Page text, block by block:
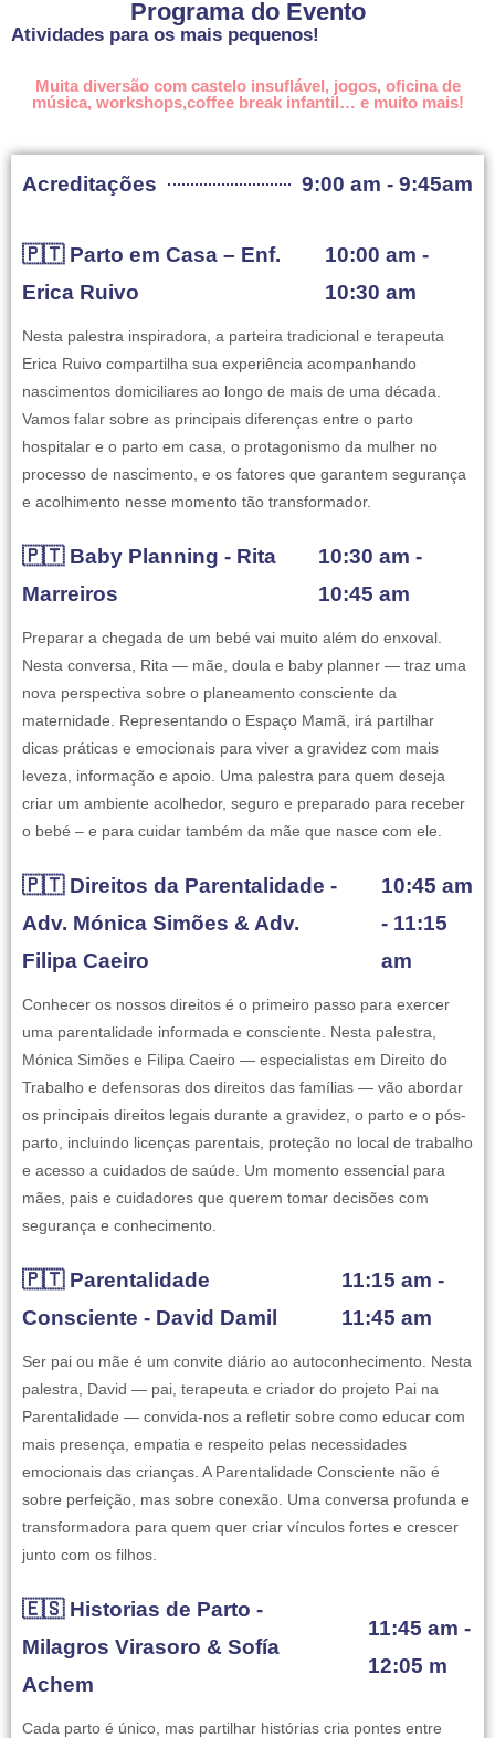
Programa do Evento
Atividades para os mais pequenos!
Muita diversão com castelo insuflável, jogos, oficina de
música, workshops,coffee break infantil… e muito mais!
Acreditações 9:00 am - 9:45am
🇵🇹 Parto em Casa – Enf.
Erica Ruivo
10:00 am -
10:30 am
Nesta palestra inspiradora, a parteira tradicional e terapeuta
Erica Ruivo compartilha sua experiência acompanhando
nascimentos domiciliares ao longo de mais de uma década.
Vamos falar sobre as principais diferenças entre o parto
hospitalar e o parto em casa, o protagonismo da mulher no
processo de nascimento, e os fatores que garantem segurança
e acolhimento nesse momento tão transformador.
🇵🇹 Baby Planning - Rita
Marreiros
10:30 am -
10:45 am
Preparar a chegada de um bebé vai muito além do enxoval.
Nesta conversa, Rita — mãe, doula e baby planner — traz uma
nova perspectiva sobre o planeamento consciente da
maternidade. Representando o Espaço Mamã, irá partilhar
dicas práticas e emocionais para viver a gravidez com mais
leveza, informação e apoio. Uma palestra para quem deseja
criar um ambiente acolhedor, seguro e preparado para receber
o bebé – e para cuidar também da mãe que nasce com ele.
🇵🇹 Direitos da Parentalidade -
Adv. Mónica Simões & Adv.
Filipa Caeiro
10:45 am
- 11:15
am
Conhecer os nossos direitos é o primeiro passo para exercer
uma parentalidade informada e consciente. Nesta palestra,
Mónica Simões e Filipa Caeiro — especialistas em Direito do
Trabalho e defensoras dos direitos das famílias — vão abordar
os principais direitos legais durante a gravidez, o parto e o pós-
parto, incluindo licenças parentais, proteção no local de trabalho
e acesso a cuidados de saúde. Um momento essencial para
mães, pais e cuidadores que querem tomar decisões com
segurança e conhecimento.
🇵🇹 Parentalidade
Consciente - David Damil
11:15 am -
11:45 am
Ser pai ou mãe é um convite diário ao autoconhecimento. Nesta
palestra, David — pai, terapeuta e criador do projeto Pai na
Parentalidade — convida-nos a refletir sobre como educar com
mais presença, empatia e respeito pelas necessidades
emocionais das crianças. A Parentalidade Consciente não é
sobre perfeição, mas sobre conexão. Uma conversa profunda e
transformadora para quem quer criar vínculos fortes e crescer
junto com os filhos.
🇪🇸 Historias de Parto -
Milagros Virasoro & Sofía
Achem
11:45 am -
12:05 m
Cada parto é único, mas partilhar histórias cria pontes entre